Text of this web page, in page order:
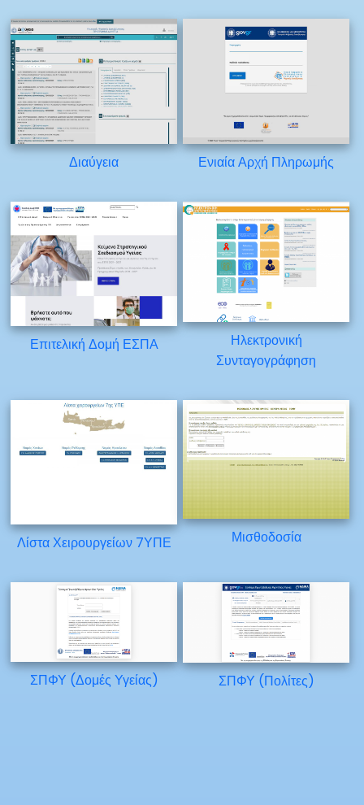
Διαύγεια Ενιαία Αρχή Πληρωμής
Επιτελική Δομή ΕΣΠΑ
Ηλεκτρονική
Συνταγογράφηση
Λίστα Χειρουργείων 7ΥΠΕ Μισθοδοσία
ΣΠΦΥ (Δομές Υγείας) ΣΠΦΥ (Πολίτες)